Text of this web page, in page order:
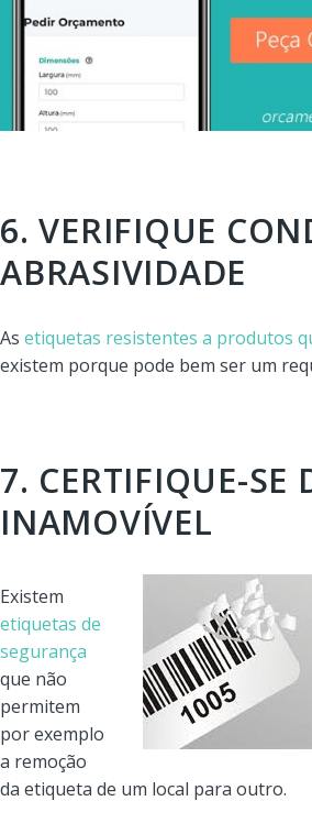
6. VERIFIQUE
ABRASIVIDADE
As etiquetas resistentes a produtos
existem porque pode bem ser um
7. CERTIFIQUE-SE
INAMOVÍVEL
Existem
etiquetas de
segurança
que não
permitem
por exemplo
a remoção
da etiqueta de um local para outro.